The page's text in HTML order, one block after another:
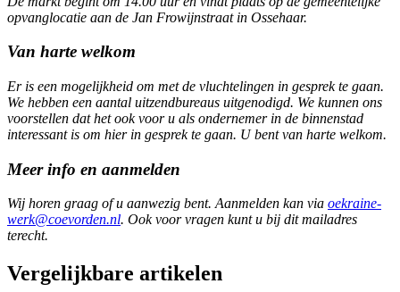
opvanglocatie aan de Jan Frowijnstraat in Ossehaar.
Van harte welkom
Er is een mogelijkheid om met de vluchtelingen in gesprek te gaan.
We hebben een aantal uitzendbureaus uitgenodigd. We kunnen ons
voorstellen dat het ook voor u als ondernemer in de binnenstad
interessant is om hier in gesprek te gaan. U bent van harte welkom.
Meer info en aanmelden
Wij horen graag of u aanwezig bent. Aanmelden kan via oekraine-
werk@coevorden.nl. Ook voor vragen kunt u bij dit mailadres
terecht.
Vergelijkbare artikelen